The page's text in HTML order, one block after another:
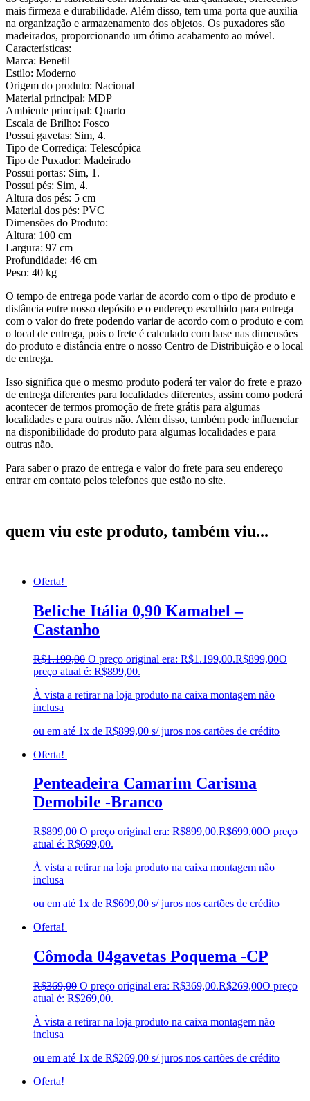
mais firmeza e durabilidade. Além disso, tem uma porta que auxilia
na organização e armazenamento dos objetos. Os puxadores são
madeirados, proporcionando um ótimo acabamento ao móvel.
Características:
Marca: Benetil
Estilo: Moderno
Origem do produto: Nacional
Material principal: MDP
Ambiente principal: Quarto
Escala de Brilho: Fosco
Possui gavetas: Sim, 4.
Tipo de Corrediça: Telescópica
Tipo de Puxador: Madeirado
Possui portas: Sim, 1.
Possui pés: Sim, 4.
Altura dos pés: 5 cm
Material dos pés: PVC
Dimensões do Produto:
Altura: 100 cm
Largura: 97 cm
Profundidade: 46 cm
Peso: 40 kg
O tempo de entrega pode variar de acordo com o tipo de produto e
distância entre nosso depósito e o endereço escolhido para entrega
com o valor do frete podendo variar de acordo com o produto e com
o local de entrega, pois o frete é calculado com base nas dimensões
do produto e distância entre o nosso Centro de Distribuição e o local
de entrega.
Isso significa que o mesmo produto poderá ter valor do frete e prazo
de entrega diferentes para localidades diferentes, assim como poderá
acontecer de termos promoção de frete grátis para algumas
localidades e para outras não. Além disso, também pode influenciar
na disponibilidade do produto para algumas localidades e para
outras não.
Para saber o prazo de entrega e valor do frete para seu endereço
entrar em contato pelos telefones que estão no site.
quem viu este produto, também viu...
Oferta!
Beliche Itália 0,90 Kamabel –
Castanho
R$1.199,00 O preço original era: R$1.199,00.R$899,00O
preço atual é: R$899,00.
À vista a retirar na loja produto na caixa montagem não
inclusa
ou em até 1x de R$899,00 s/ juros nos cartões de crédito
Oferta!
Penteadeira Camarim Carisma
Demobile -Branco
R$899,00 O preço original era: R$899,00.R$699,00O preço
atual é: R$699,00.
À vista a retirar na loja produto na caixa montagem não
inclusa
ou em até 1x de R$699,00 s/ juros nos cartões de crédito
Oferta!
Cômoda 04gavetas Poquema -CP
R$369,00 O preço original era: R$369,00.R$269,00O preço
atual é: R$269,00.
À vista a retirar na loja produto na caixa montagem não
inclusa
ou em até 1x de R$269,00 s/ juros nos cartões de crédito
Oferta!